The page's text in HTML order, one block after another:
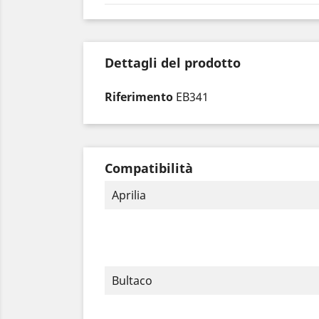
Dettagli del prodotto
Riferimento EB341
Compatibilità
Aprilia
Bultaco